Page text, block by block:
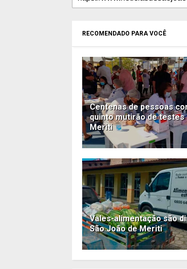
RECOMENDADO PARA VOCÊ
Centenas de pessoas
quinto mutirão de testes
Meriti
Vales-alimentação são
São João de Meriti